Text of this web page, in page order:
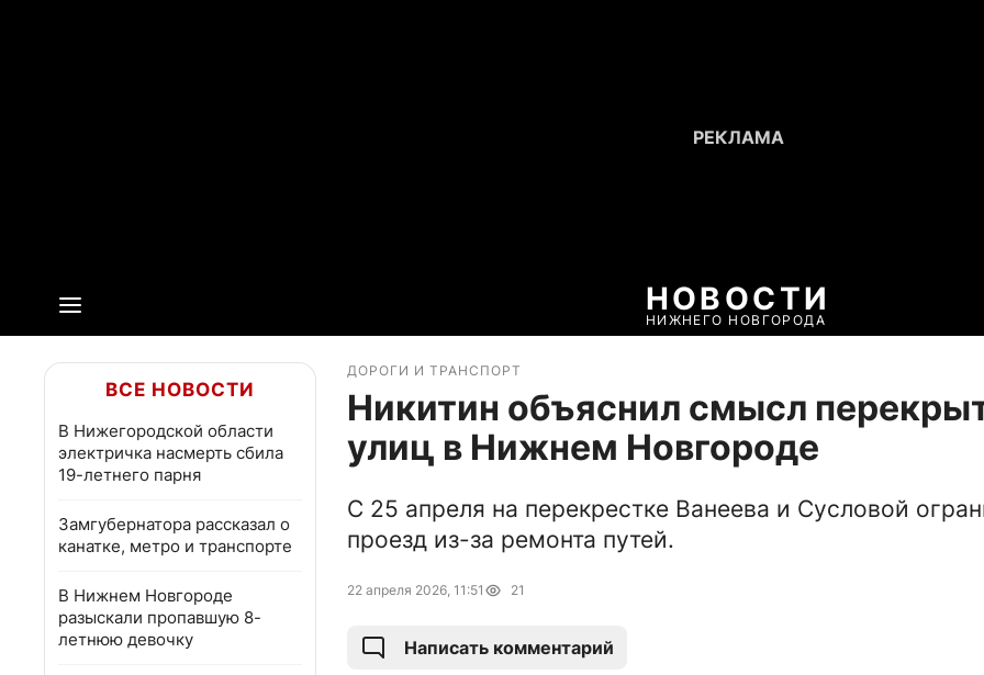
НОВОСТИ
НИЖНЕГО НОВГОРОДА
ВСЕ НОВОСТИ
В Нижегородской области
электричка насмерть сбила
19-летнего парня
Замгубернатора рассказал о
канатке, метро и транспорте
В Нижнем Новгороде
разыскали пропавшую 8-
летнюю девочку
ДОРОГИ И ТРАНСПОРТ
Никитин объяснил смысл
улиц в Нижнем Новгороде
С 25 апреля на перекрестке Ванеева и Сусловой
проезд из-за ремонта путей.
22 апреля 2026, 11:51 21
Написать комментарий